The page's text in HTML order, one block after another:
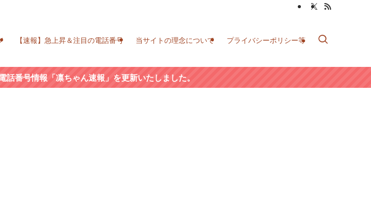
【速報】急上昇＆注目の電話番号 当サイトの理念について プライバシーポリシー等
話番号情報「凛ちゃん速報」を更新いたしました。